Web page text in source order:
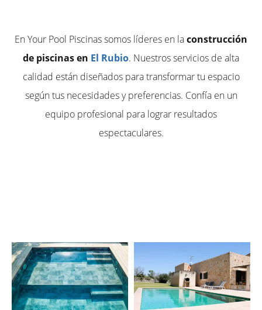
En Your Pool Piscinas somos líderes en laconstrucción
de piscinas en El Rubio. Nuestros servicios de alta
calidad están diseñados para transformar tu espacio
según tus necesidades y preferencias. Confía en un
equipo profesional para lograr resultados
espectaculares.